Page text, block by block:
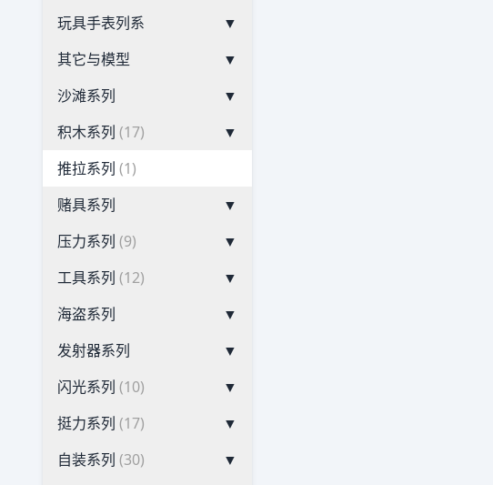
玩具手表列系
▼
其它与模型
▼
沙滩系列
▼
积木系列 (17)
▼
推拉系列 (1)
赌具系列
▼
压力系列 (9)
▼
工具系列 (12)
▼
海盗系列
▼
发射器系列
▼
闪光系列 (10)
▼
挺力系列 (17)
▼
自装系列 (30)
▼